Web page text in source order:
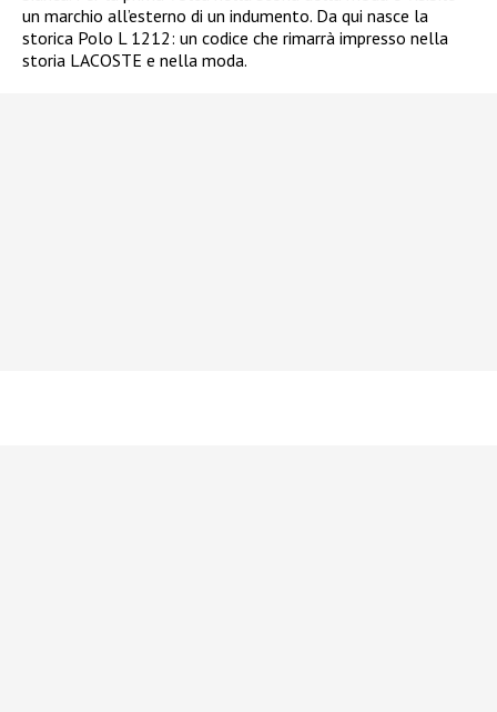
un marchio all’esterno di un indumento. Da qui nasce la
storica Polo L 1212: un codice che rimarrà impresso nella
storia LACOSTE e nella moda.